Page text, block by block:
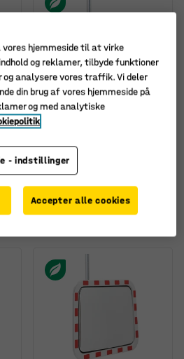
Fås i flere forskellige
Industrispejl, Ø 600 mm,
akryl
Art. nr.:21260
2.115,-
hjemmeside til at virke
og reklamer, tilbyde funktioner
analysere vores traffik. Vi deler
din brug af vores hjemmeside på
og med analytiske
- indstillinger
Accepter alle cookies